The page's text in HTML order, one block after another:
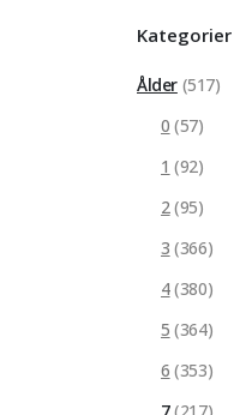
Kategorier
Ålder (517)
0 (57)
1 (92)
2(95)
3 (366)
4(380)
5 (364)
6 (353)